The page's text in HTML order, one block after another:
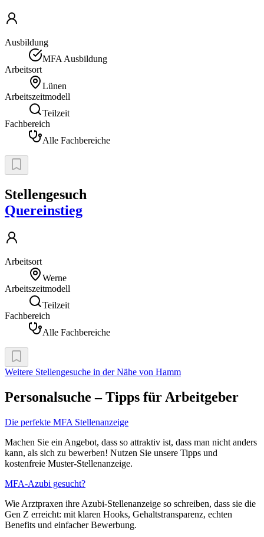
Ausbildung
MFA Ausbildung
Arbeitsort
Lünen
Arbeitszeitmodell
Teilzeit
Fachbereich
Alle Fachbereiche
Stellengesuch
Quereinstieg
Arbeitsort
Werne
Arbeitszeitmodell
Teilzeit
Fachbereich
Alle Fachbereiche
Weitere Stellengesuche in der Nähe von Hamm
Personalsuche – Tipps für Arbeitgeber
Die perfekte MFA Stellenanzeige
Machen Sie ein Angebot, dass so attraktiv ist, dass man nicht anders
kann, als sich zu bewerben! Nutzen Sie unsere Tipps und
kostenfreie Muster-Stellenanzeige.
MFA-Azubi gesucht?
Wie Arztpraxen ihre Azubi-Stellenanzeige so schreiben, dass sie die
Gen Z erreicht: mit klaren Hooks, Gehaltstransparenz, echten
Benefits und einfacher Bewerbung.